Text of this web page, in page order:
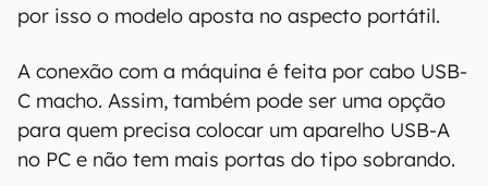
por isso o modelo aposta no aspecto portátil.
A conexão com a máquina é feita por cabo USB-
C macho. Assim, também pode ser uma opção
para quem precisa colocar um aparelho USB-A
no PC e não tem mais portas do tipo sobrando.